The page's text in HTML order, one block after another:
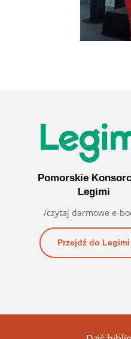
Pomorskie
Legimi
/czytaj darmowe e-
Przejdź do Legimi